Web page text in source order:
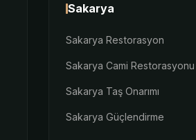
Sakarya
Sakarya Restorasyon
Sakarya Cami Restorasyonu
Sakarya Taş Onarımı
Sakarya Güçlendirme